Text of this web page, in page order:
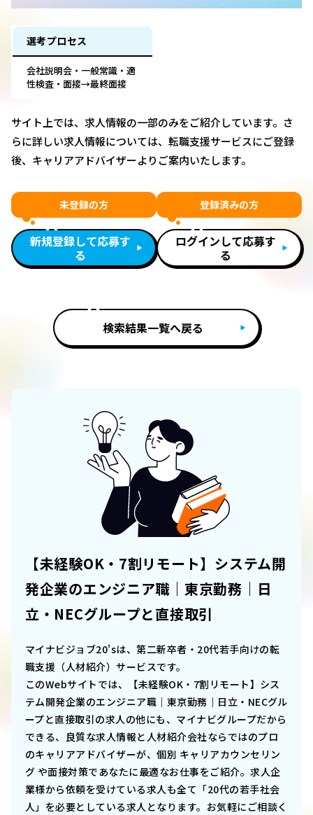
選考プロセス
会社説明会・一般常識・適
性検査・面接→最終面接
サイト上では、求人情報の一部のみをご紹介しています。さ
らに詳しい求人情報については、転職支援サービスにご登録
後、キャリアアドバイザーよりご案内いたします。
未登録の方
新規登録して応募す
る
登録済みの方
ログインして応募す
る
検索結果一覧へ戻る
【未経験OK・7割リモート】システム開
発企業のエンジニア職｜東京勤務｜日
立・NECグループと直接取引
マイナビジョブ20'sは、第二新卒者・20代若手向けの転
職支援（人材紹介）サービスです。
このWebサイトでは、
【未経験OK・7割リモート】シス
テム開発企業のエンジニア職｜東京勤務｜日立・NECグル
ープと直接取引の求人の他にも、マイナビグループだから
できる、良質な求人情報と人材紹介会社ならではのプロ
のキャリアアドバイザーが、個別 キャリアカウンセリン
グ や面接対策であなたに最適なお仕事をご紹介。求人企
業様から依頼を受けている求人も全て「20代の若手社会
人」を必要としている求人となります。お気軽にご相談く